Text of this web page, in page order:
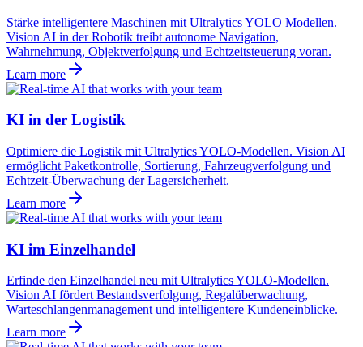
Stärke intelligentere Maschinen mit Ultralytics YOLO Modellen.
Vision AI in der Robotik treibt autonome Navigation,
Wahrnehmung, Objektverfolgung und Echtzeitsteuerung voran.
Learn more
KI in der Logistik
Optimiere die Logistik mit Ultralytics YOLO-Modellen. Vision AI
ermöglicht Paketkontrolle, Sortierung, Fahrzeugverfolgung und
Echtzeit-Überwachung der Lagersicherheit.
Learn more
KI im Einzelhandel
Erfinde den Einzelhandel neu mit Ultralytics YOLO-Modellen.
Vision AI fördert Bestandsverfolgung, Regalüberwachung,
Warteschlangenmanagement und intelligentere Kundeneinblicke.
Learn more